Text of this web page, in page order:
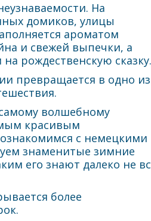
На
домиков, улицы
ароматом
и свежей выпечки, а
рождественскую сказку.
превращается в одно из
волшебному
красивым
с немецкими
знаменитые зимние
его знают далеко не
более